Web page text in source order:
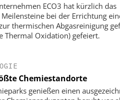
ECO3 hat kürzlich das
bei der Errichtung
thermischen Abgasreinigung
Thermal Oxidation) gefeiert.
Chemiestandorte
genießen einen
SAS INSTITUTE GMBH /
SOFTWARE
Visualisierung von Daten
wissenschaftliche